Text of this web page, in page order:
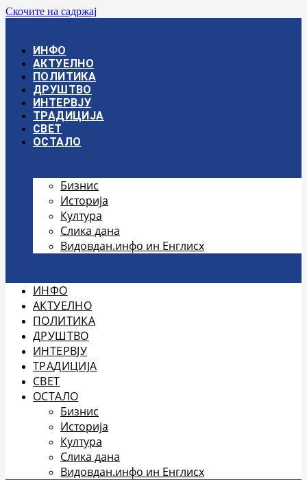
Скочите на садржај
ИНФО
АКТУЕЛНО
ПОЛИТИКА
ДРУШТВО
ИНТЕРВЈУ
ТРАДИЦИЈА
СВЕТ
ОСТАЛО
Бизнис
Историја
Култура
Слика дана
Видовдан.инфо ин Енглисх
ИНФО
АКТУЕЛНО
ПОЛИТИКА
ДРУШТВО
ИНТЕРВЈУ
ТРАДИЦИЈА
СВЕТ
ОСТАЛО
Бизнис
Историја
Култура
Слика дана
Видовдан.инфо ин Енглисх